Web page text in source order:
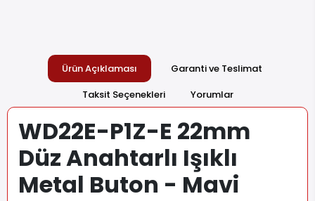
Ürün Açıklaması
Garanti ve Teslimat
Taksit Seçenekleri
Yorumlar
WD22E-P1Z-E 22mm
Düz Anahtarlı Işıklı
Metal Buton - Mavi